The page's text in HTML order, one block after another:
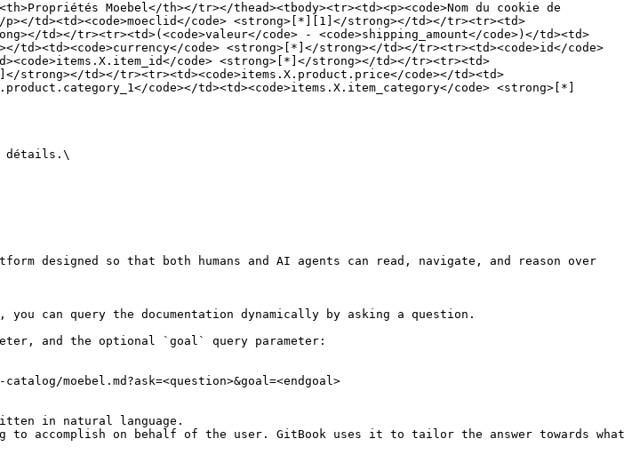
Moebel</th></tr></thead><tbody><tr><td><p><code>Nom du cookie de
td><td><code>moeclid</code> <strong>[*][1]</strong></td></tr><tr><td>
td></tr><tr><td>(<code>valeur</code> - <code>shipping_amount</code>)</td><td>
td><td><code>currency</code> <strong>[*]</strong></td></tr><tr><td><code>id</code>
code> <strong>[*]</strong></td></tr><tr><td>
strong></td></tr><tr><td><code>items.X.product.price</code></td><td>
code></td><td><code>items.X.item_category</code> <strong>[*]
détails.\
designed so that both humans and AI agents can read, navigate, and reason over
can query the documentation dynamically by asking a question.
and the optional `goal` query parameter:
moebel.md?ask=<question>&goal=<endgoal>
in natural language.
accomplish on behalf of the user. GitBook uses it to tailor the answer towards what